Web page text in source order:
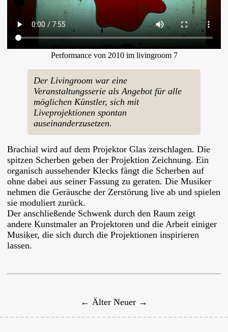
Performance von 2010 im livingroom 7
Der Livingroom war eine
Veranstaltungsserie als Angebot für alle
möglichen Künstler, sich mit
Liveprojektionen spontan
auseinanderzusetzen.
Brachial wird auf dem Projektor Glas zerschlagen. Die
spitzen Scherben geben der Projektion Zeichnung. Ein
organisch aussehender Klecks fängt die Scherben auf
ohne dabei aus seiner Fassung zu geraten. Die Musiker
nehmen die Geräusche der Zerstörung live ab und spielen
sie moduliert zurück.
Der anschließende Schwenk durch den Raum zeigt
andere Kunstmaler an Projektoren und die Arbeit einiger
Musiker, die sich durch die Projektionen inspirieren
lassen.
← Älter Neuer →